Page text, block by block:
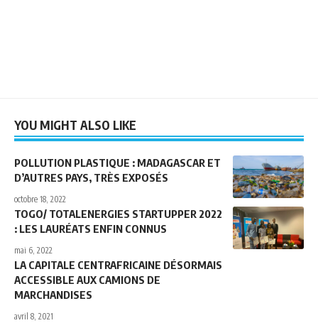
YOU MIGHT ALSO LIKE
POLLUTION PLASTIQUE : MADAGASCAR ET
D’AUTRES PAYS, TRÈS EXPOSÉS
octobre 18, 2022
TOGO/ TOTALENERGIES STARTUPPER 2022
: LES LAURÉATS ENFIN CONNUS
mai 6, 2022
LA CAPITALE CENTRAFRICAINE DÉSORMAIS
ACCESSIBLE AUX CAMIONS DE
MARCHANDISES
avril 8, 2021